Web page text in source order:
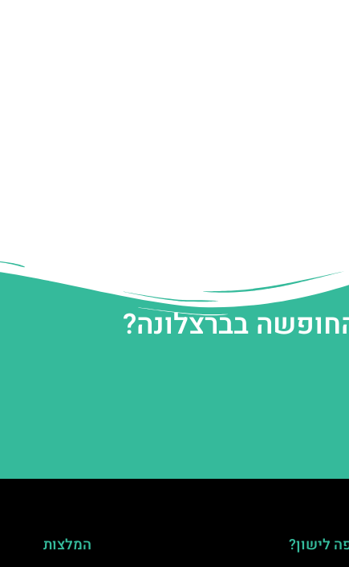
בברצלונה?
לישון?
המלצות